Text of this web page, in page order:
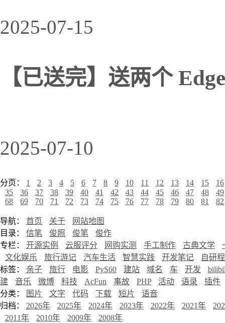
2025-07-15
【已送完】送两个
2025-07-10
分页： 1 2 3 4 5 6 7 8 9 10 11 12 13 14 15
16
35
36 37 38 39 40 41 42 43 44 45 46 47 48
49
68
69 70 71 72 73 74 75 76 77 78 79 80 81 82
导航： 首页 关于
网站地图
目录： 信笔 俊照 俊笔
俊作
专栏： 开源实例 云服评分 网购实测 手工制作 古典文学
文化娱乐
旅行游记 汽车生活 智慧实践 开发笔记
自研
标签： 亲子 旅行 电影 PyS60 建站 域名 车 开发
建
音乐 微博 科技 AcFun 事故 PHP 活动 语录
插件
分类：
图片 文字 代码 下载 短片
语音
归档： 2026年 2025年 2024年 2023年 2022年 2021年
2011年
2010年 2009年 2008年